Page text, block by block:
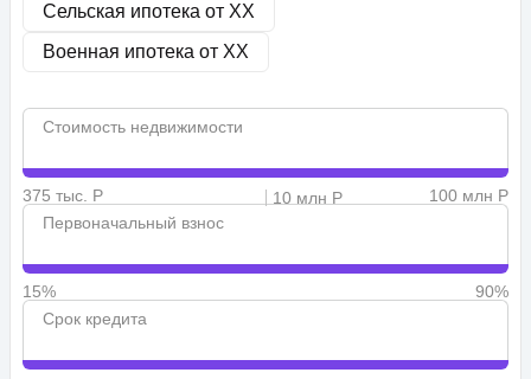
Сельская ипотека от XX
Военная ипотека от XX
Стоимость недвижимости
375 тыс. Р 10 млн Р
100 млн Р
Первоначальный взнос
15%
90%
Срок кредита